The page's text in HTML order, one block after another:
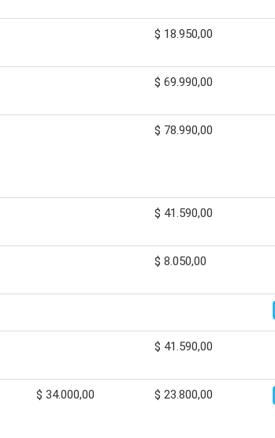
$ 18.950,00
$ 69.990,00
$ 78.990,00
$ 41.590,00
$ 8.050,00
$ 41.590,00
$ 34.000,00 $ 23.800,00